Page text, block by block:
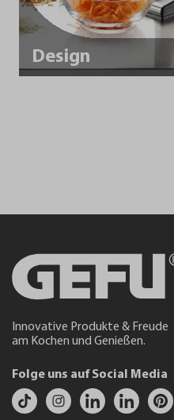
Design
Innovative Produkte & Freude
am Kochen und Genießen.
Folge uns auf Social Media